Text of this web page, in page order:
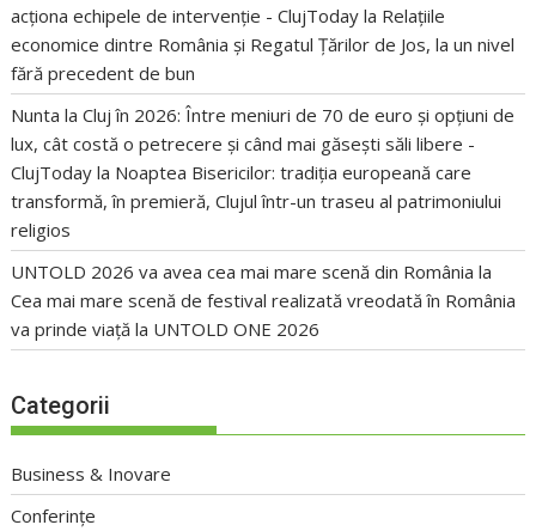
acționa echipele de intervenție - ClujToday la Relațiile
economice dintre România și Regatul Țărilor de Jos, la un nivel
fără precedent de bun
Nunta la Cluj în 2026: Între meniuri de 70 de euro și opțiuni de
lux, cât costă o petrecere și când mai găsești săli libere -
ClujToday la Noaptea Bisericilor: tradiția europeană care
transformă, în premieră, Clujul într-un traseu al patrimoniului
religios
UNTOLD 2026 va avea cea mai mare scenă din România la
Cea mai mare scenă de festival realizată vreodată în România
va prinde viață la UNTOLD ONE 2026
Categorii
Business & Inovare
Conferințe